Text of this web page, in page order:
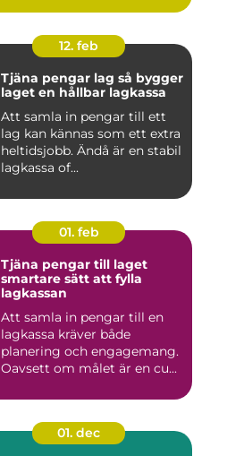
12. feb
Tjäna pengar lag så bygger
laget en hållbar lagkassa
Att samla in pengar till ett
lag kan kännas som ett extra
heltidsjobb. Ändå är en stabil
lagkassa of...
01. feb
Tjäna pengar till laget
smartare sätt att fylla
lagkassan
Att samla in pengar till en
lagkassa kräver både
planering och engagemang.
Oavsett om målet är en cu...
01. dec